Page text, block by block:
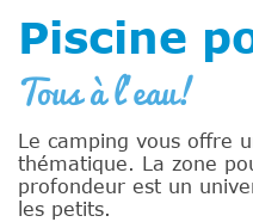
Piscine
Tous à l'eau!
Le camping vous offre
thématique. La zone
profondeur est un
les petits.